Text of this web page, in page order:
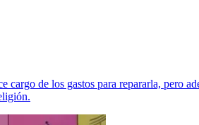
cargo de los gastos para repararla, pero